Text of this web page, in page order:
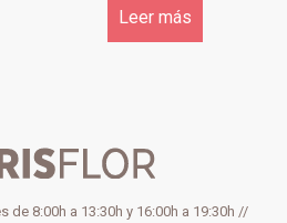
Leer más
de 8:00h a 13:30h y 16:00h a 19:30h //